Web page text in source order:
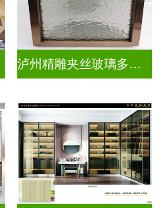
泸州精雕夹丝玻璃多少钱